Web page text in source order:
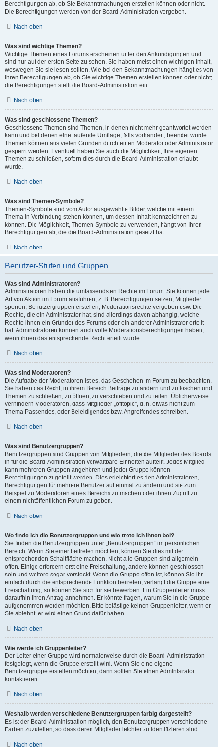
Berechtigungen ab, ob Sie Bekanntmachungen erstellen können oder nicht.
Die Berechtigungen werden von der Board-Administration vergeben.
Nach oben
Was sind wichtige Themen?
Wichtige Themen eines Forums erscheinen unter den Ankündigungen und
sind nur auf der ersten Seite zu sehen. Sie haben meist einen wichtigen Inhalt,
weswegen Sie sie lesen sollten. Wie bei den Bekanntmachungen hängt es von
Ihren Berechtigungen ab, ob Sie wichtige Themen erstellen können oder nicht;
die Berechtigungen stellt die Board-Administration ein.
Nach oben
Was sind geschlossene Themen?
Geschlossene Themen sind Themen, in denen nicht mehr geantwortet werden
kann und bei denen eine laufende Umfrage, falls vorhanden, beendet wurde.
Themen können aus vielen Gründen durch einen Moderator oder Administrator
gesperrt werden. Eventuell haben Sie auch die Möglichkeit, Ihre eigenen
Themen zu schließen, sofern dies durch die Board-Administration erlaubt
wurde.
Nach oben
Was sind Themen-Symbole?
Themen-Symbole sind vom Autor ausgewählte Bilder, welche mit einem
Thema in Verbindung stehen können, um dessen Inhalt kennzeichnen zu
können. Die Möglichkeit, Themen-Symbole zu verwenden, hängt von Ihren
Berechtigungen ab, die die Board-Administration gesetzt hat.
Nach oben
Benutzer-Stufen und Gruppen
Was sind Administratoren?
Administratoren haben die umfassendsten Rechte im Forum. Sie können jede
Art von Aktion im Forum ausführen; z. B. Berechtigungen setzen, Mitglieder
sperren, Benutzergruppen erstellen, Moderationsrechte vergeben usw. Die
Rechte, die ein Administrator hat, sind allerdings davon abhängig, welche
Rechte ihnen ein Gründer des Forums oder ein anderer Administrator erteilt
hat. Administratoren können auch volle Moderationsberechtigungen haben,
wenn ihnen das entsprechende Recht erteilt wurde.
Nach oben
Was sind Moderatoren?
Die Aufgabe der Moderatoren ist es, das Geschehen im Forum zu beobachten.
Sie haben das Recht, in ihrem Bereich Beiträge zu ändern und zu löschen und
Themen zu schließen, zu öffnen, zu verschieben und zu teilen. Üblicherweise
verhindern Moderatoren, dass Mitglieder „offtopic“, d. h. etwas nicht zum
Thema Passendes, oder Beleidigendes bzw. Angreifendes schreiben.
Nach oben
Was sind Benutzergruppen?
Benutzergruppen sind Gruppen von Mitgliedern, die die Mitglieder des Boards
in für die Board-Administration verwaltbare Einheiten aufteilt. Jedes Mitglied
kann mehreren Gruppen angehören und jeder Gruppe können
Berechtigungen zugeteilt werden. Dies erleichtert es den Administratoren,
Berechtigungen für mehrere Benutzer auf einmal zu ändern und sie zum
Beispiel zu Moderatoren eines Bereichs zu machen oder ihnen Zugriff zu
einem nichtöffentlichen Forum zu geben.
Nach oben
Wo finde ich die Benutzergruppen und wie trete ich ihnen bei?
Sie finden die Benutzergruppen unter „Benutzergruppen“ im persönlichen
Bereich. Wenn Sie einer beitreten möchten, können Sie dies mit der
entsprechenden Schaltfläche machen. Nicht alle Gruppen sind allgemein
offen. Einige erfordern erst eine Freischaltung, andere können geschlossen
sein und weitere sogar versteckt. Wenn die Gruppe offen ist, können Sie ihr
einfach durch die entsprechende Funktion beitreten; verlangt die Gruppe eine
Freischaltung, so können Sie sich für sie bewerben. Ein Gruppenleiter muss
daraufhin Ihren Antrag annehmen. Er könnte fragen, warum Sie in die Gruppe
aufgenommen werden möchten. Bitte belästige keinen Gruppenleiter, wenn er
Sie ablehnt, er wird einen Grund dafür haben.
Nach oben
Wie werde ich Gruppenleiter?
Der Leiter einer Gruppe wird normalerweise durch die Board-Administration
festgelegt, wenn die Gruppe erstellt wird. Wenn Sie eine eigene
Benutzergruppe erstellen möchten, dann sollten Sie einen Administrator
kontaktieren.
Nach oben
Weshalb werden verschiedene Benutzergruppen farbig dargestellt?
Es ist der Board-Administration möglich, den Benutzergruppen verschiedene
Farben zuzuteilen, so dass deren Mitglieder leichter zu identifizieren sind.
Nach oben